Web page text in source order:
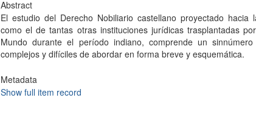
Abstract
El estudio del Derecho Nobiliario castellano proyectado hacia
como el de tantas otras instituciones jurídicas trasplantadas
Mundo durante el período indiano, comprende un
complejos y difíciles de abordar en forma breve y esquemática.
Metadata
Show full item record